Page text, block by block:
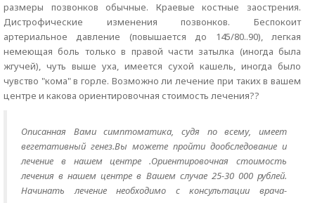
размеры позвонков обычные. Краевые костные заострения.
Дистрофические изменения позвонков. Беспокоит
артериальное давление (повышается до 145/80..90), легкая
немеющая боль только в правой части затылка (иногда была
жгучей), чуть выше уха, имеется сухой кашель, иногда было
чувство "кома" в горле. Возможно ли лечение при таких в вашем
центре и какова ориентировочная стоимость лечения??
Описанная Вами симптоматика, судя по всему, имеет
вегетативный генез.Вы можете пройти дообследование и
лечение в нашем центре .Ориентировочная стоимость
лечения в нашем центре в Вашем случае 25-30 000 рублей.
Начинать лечение необходимо с консультации врача-